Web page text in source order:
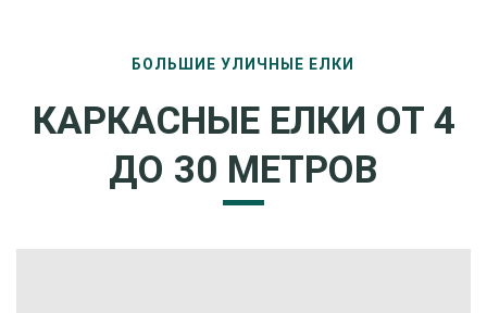
БОЛЬШИЕ УЛИЧНЫЕ ЕЛКИ
КАРКАСНЫЕ ЕЛКИ ОТ 4
ДО 30 МЕТРОВ